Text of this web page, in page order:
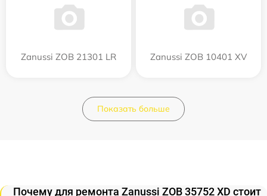
Zanussi ZOB 21301 LR Zanussi ZOB 10401 XV
Показать больше
Почему для ремонта Zanussi ZOB 35752 XD стоит